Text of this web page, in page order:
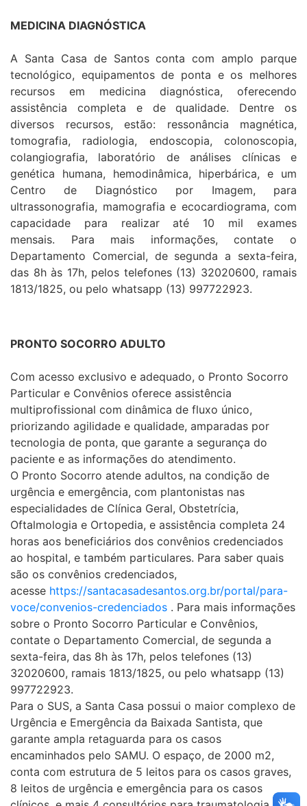
MEDICINA DIAGNÓSTICA
A Santa Casa de Santos conta com amplo parque
tecnológico, equipamentos de ponta e os melhores
recursos em medicina diagnóstica, oferecendo
assistência completa e de qualidade. Dentre os
diversos recursos, estão: ressonância magnética,
tomografia, radiologia, endoscopia, colonoscopia,
colangiografia, laboratório de análises clínicas e
genética humana, hemodinâmica, hiperbárica, e um
Centro de Diagnóstico por Imagem, para
ultrassonografia, mamografia e ecocardiograma, com
capacidade para realizar até 10 mil exames
mensais. Para mais informações, contate o
Departamento Comercial, de segunda a sexta-feira,
das 8h às 17h, pelos telefones (13) 32020600, ramais
1813/1825, ou pelo whatsapp (13) 997722923.
PRONTO SOCORRO ADULTO
Com acesso exclusivo e adequado, o Pronto Socorro
Particular e Convênios oferece assistência
multiprofissional com dinâmica de fluxo único,
priorizando agilidade e qualidade, amparadas por
tecnologia de ponta, que garante a segurança do
paciente e as informações do atendimento.
O Pronto Socorro atende adultos, na condição de
urgência e emergência, com plantonistas nas
especialidades de Clínica Geral, Obstetrícia,
Oftalmologia e Ortopedia, e assistência completa 24
horas aos beneficiários dos convênios credenciados
ao hospital, e também particulares. Para saber quais
são os convênios credenciados,
acesse https://santacasadesantos.org.br/portal/para-
voce/convenios-credenciados . Para mais informações
sobre o Pronto Socorro Particular e Convênios,
contate o Departamento Comercial, de segunda a
sexta-feira, das 8h às 17h, pelos telefones (13)
32020600, ramais 1813/1825, ou pelo whatsapp (13)
997722923.
Para o SUS, a Santa Casa possui o maior complexo de
Urgência e Emergência da Baixada Santista, que
garante ampla retaguarda para os casos
encaminhados pelo SAMU. O espaço, de 2000 m2,
conta com estrutura de 5 leitos para os casos graves,
8 leitos de urgência e emergência para os casos